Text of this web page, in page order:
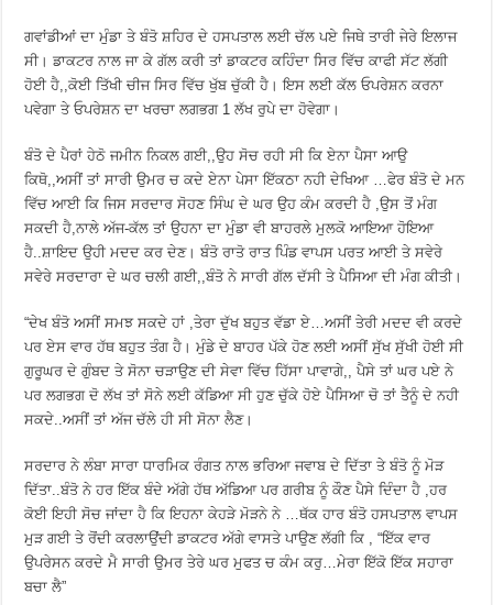
ਗਵਾਂਡੀਆਂ ਦਾ ਮੁੰਡਾ ਤੇ ਬੰਤੋ ਸ਼ਹਿਰ ਦੇ ਹਸਪਤਾਲ ਲਈ ਚੱਲ ਪਏ ਜਿਥੇ ਤਾਰੀ ਜੇਰੇ ਇਲਾਜ
ਸੀ। ਡਾਕਟਰ ਨਾਲ ਜਾ ਕੇ ਗੱਲ ਕਰੀ ਤਾਂ ਡਾਕਟਰ ਕਹਿੰਦਾ ਸਿਰ ਵਿੱਚ ਕਾਫੀ ਸੱਟ ਲੱਗੀ
ਹੋਈ ਹੈ,,ਕੋਈ ਤਿੱਖੀ ਚੀਜ ਸਿਰ ਵਿੱਚ ਖੁੱਬ ਚੁੱਕੀ ਹੈ। ਇਸ ਲਈ ਕੱਲ ਓਪਰੇਸ਼ਨ ਕਰਨਾ
ਪਵੇਗਾ ਤੇ ਓਪਰੇਸ਼ਨ ਦਾ ਖਰਚਾ ਲਗਭਗ 1 ਲੱਖ ਰੁਪੇ ਦਾ ਹੋਵੇਗਾ।
ਬੰਤੋ ਦੇ ਪੈਰਾਂ ਹੇਠੋ ਜਮੀਨ ਨਿਕਲ ਗਈ,,ਉਹ ਸੋਚ ਰਹੀ ਸੀ ਕਿ ਏਨਾ ਪੈਸਾ ਆਉ
ਕਿਥੋ,,ਅਸੀਂ ਤਾਂ ਸਾਰੀ ਉਮਰ ਚ ਕਦੇ ਏਨਾ ਪੇਸਾ ਇੱਕਠਾ ਨਹੀ ਦੇਖਿਆ …ਫੇਰ ਬੰਤੋ ਦੇ ਮਨ
ਵਿੱਚ ਆਈ ਕਿ ਜਿਸ ਸਰਦਾਰ ਸੋਹਣ ਸਿੰਘ ਦੇ ਘਰ ਉਹ ਕੰਮ ਕਰਦੀ ਹੈ ,ਉਸ ਤੋਂ ਮੰਗ
ਸਕਦੀ ਹੈ,ਨਾਲੇ ਅੱਜ-ਕੱਲ ਤਾਂ ਉਹਨਾ ਦਾ ਮੁੰਡਾ ਵੀ ਬਾਹਰਲੇ ਮੁਲਕੋ ਆਇਆ ਹੋਇਆ
ਹੈ..ਸ਼ਾਇਦ ਉਹੀ ਮਦਦ ਕਰ ਦੇਣ। ਬੰਤੋ ਰਾਤੋ ਰਾਤ ਪਿੰਡ ਵਾਪਸ ਪਰਤ ਆਈ ਤੇ ਸਵੇਰੇ
ਸਵੇਰੇ ਸਰਦਾਰਾ ਦੇ ਘਰ ਚਲੀ ਗਈ,,ਬੰਤੋ ਨੇ ਸਾਰੀ ਗੱਲ ਦੱਸੀ ਤੇ ਪੈਸਿਆ ਦੀ ਮੰਗ ਕੀਤੀ।
“ਦੇਖ ਬੰਤੋ ਅਸੀਂ ਸਮਝ ਸਕਦੇ ਹਾਂ ,ਤੇਰਾ ਦੁੱਖ ਬਹੁਤ ਵੱਡਾ ਏ…ਅਸੀਂ ਤੇਰੀ ਮਦਦ ਵੀ ਕਰਦੇ
ਪਰ ਏਸ ਵਾਰ ਹੱਥ ਬਹੁਤ ਤੰਗ ਹੈ। ਮੁੰਡੇ ਦੇ ਬਾਹਰ ਪੱਕੇ ਹੋਣ ਲਈ ਅਸੀਂ ਸੁੱਖ ਸੁੱਖੀ ਹੋਈ ਸੀ
ਗੁਰੂਘਰ ਦੇ ਗੁੰਬਦ ਤੇ ਸੋਨਾ ਚੜਾਉਣ ਦੀ ਸੇਵਾ ਵਿੱਚ ਹਿੱਸਾ ਪਾਵਾਗੇ,, ਪੈਸੇ ਤਾਂ ਘਰ ਪਏ ਨੇ
ਪਰ ਲਗਭਗ ਦੋ ਲੱਖ ਤਾਂ ਸੋਨੇ ਲਈ ਕੱਡਿਆ ਸੀ ਹੁਣ ਚੁੱਕੇ ਹੋਏ ਪੈਸਿਆ ਚੋ ਤਾਂ ਤੈਨੂੰ ਦੇ ਨਹੀ
ਸਕਦੇ..ਅਸੀਂ ਤਾਂ ਅੱਜ ਚੱਲੇ ਹੀ ਸੀ ਸੋਨਾ ਲੈਣ।
ਸਰਦਾਰ ਨੇ ਲੰਬਾ ਸਾਰਾ ਧਾਰਮਿਕ ਰੰਗਤ ਨਾਲ ਭਰਿਆ ਜਵਾਬ ਦੇ ਦਿੱਤਾ ਤੇ ਬੰਤੋ ਨੂੰ ਮੋੜ
ਦਿੱਤਾ..ਬੰਤੋ ਨੇ ਹਰ ਇੱਕ ਬੰਦੇ ਅੱਗੇ ਹੱਥ ਅੱਡਿਆ ਪਰ ਗਰੀਬ ਨੂੰ ਕੌਣ ਪੈਸੇ ਦਿੰਦਾ ਹੈ ,ਹਰ
ਕੋਈ ਇਹੀ ਸੋਚ ਜਾਂਦਾ ਹੈ ਕਿ ਇਹਨਾ ਕੇਹੜੇ ਮੋੜਨੇ ਨੇ …ਥੱਕ ਹਾਰ ਬੰਤੋ ਹਸਪਤਾਲ ਵਾਪਸ
ਮੁੜ ਗਈ ਤੇ ਰੋਂਦੀ ਕਰਲਾਉਂਦੀ ਡਾਕਟਰ ਅੱਗੇ ਵਾਸਤੇ ਪਾਉਣ ਲੱਗੀ ਕਿ , “ਇੱਕ ਵਾਰ
ਉਪਰੇਸਨ ਕਰਦੇ ਮੈ ਸਾਰੀ ਉਮਰ ਤੇਰੇ ਘਰ ਮੁਫਤ ਚ ਕੰਮ ਕਰੁ…ਮੇਰਾ ਇੱਕੋ ਇੱਕ ਸਹਾਰਾ
ਬਚਾ ਲੈ”